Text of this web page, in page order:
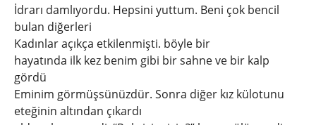
İdrarı damlıyordu. Hepsini yuttum. Beni çok bencil
bulan diğerleri
Kadınlar açıkça etkilenmişti. böyle bir
hayatında ilk kez benim gibi bir sahne ve bir kalp
gördü
Eminim görmüşsünüzdür. Sonra diğer kız külotunu
eteğinin altından çıkardı